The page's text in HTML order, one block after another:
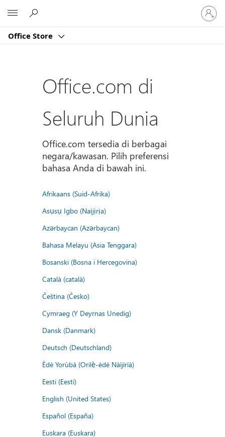
Office Store
Masuk
ke
akun
Office.com di
Seluruh Dunia
Office.com tersedia di berbagai
negara/kawasan. Pilih preferensi
bahasa Anda di bawah ini.
Afrikaans (Suid-Afrika)
Asụsụ Igbo (Naịjịrịa)
Azərbaycan (Azərbaycan)
Bahasa Melayu (Asia Tenggara)
Bosanski (Bosna i Hercegovina)
Català (català)
Čeština (Česko)
Cymraeg (Y Deyrnas Unedig)
Dansk (Danmark)
Deutsch (Deutschland)
Èdè Yorùbá (Orilẹ̀-èdè Nàìjíríà)
Eesti (Eesti)
English (United States)
Español (España)
Euskara (Euskara)